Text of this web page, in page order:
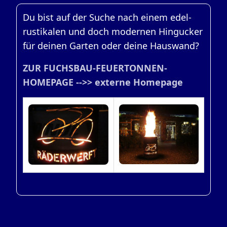
Du bist auf der Suche nach einem edel-
rustikalen und doch modernen Hingucker
für deinen Garten oder deine Hauswand?
ZUR FUCHSBAU-FEUERTONNEN-
HOMEPAGE -->> externe Homepage